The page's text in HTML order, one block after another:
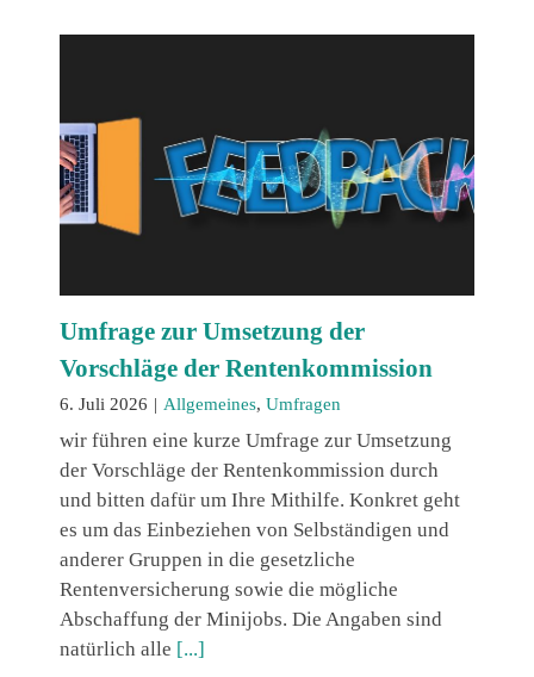
Umfrage zur Umsetzung der
Vorschläge der Rentenkommission
6. Juli 2026 | Allgemeines, Umfragen
wir führen eine kurze Umfrage zur Umsetzung
der Vorschläge der Rentenkommission durch
und bitten dafür um Ihre Mithilfe. Konkret geht
es um das Einbeziehen von Selbständigen und
anderer Gruppen in die gesetzliche
Rentenversicherung sowie die mögliche
Abschaffung der Minijobs. Die Angaben sind
natürlich alle [...]